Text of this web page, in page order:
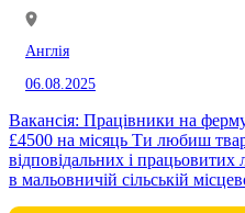
Англія
06.08.2025
Вакансія: Працівники на ферму
£4500 на місяць Ти любиш тварин і свіже повітря? Шукаємо
відповідальних і
в мальовничій сільській